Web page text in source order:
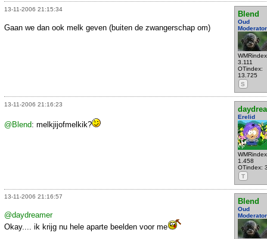
13-11-2006 21:15:34
Blend
Oud
Moderator
3.111
OTindex:
13.725
S
Gaan we dan ook melk geven (buiten de zwangerschap om)
13-11-2006 21:16:23
Erelid
1.458
OTindex:
T
@Blend: melkjijofmelkik?
13-11-2006 21:16:57
Blend
Oud
Moderator
@daydreamer
Okay.... ik krijg nu hele aparte beelden voor me